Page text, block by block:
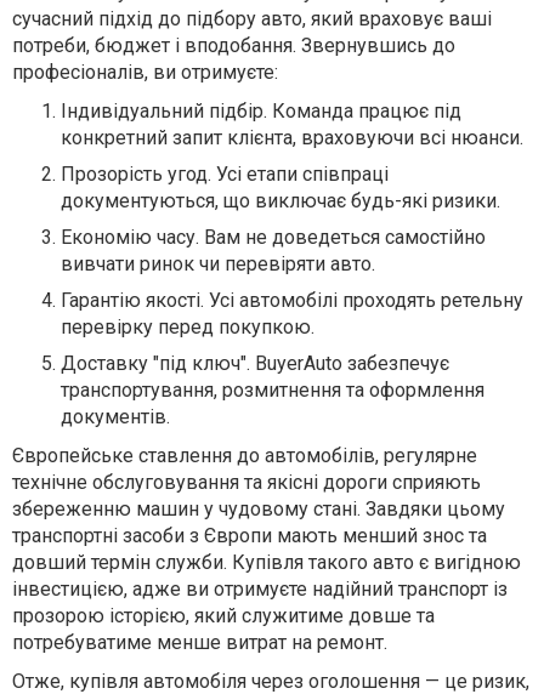
сучасний підхід до підбору авто, який враховує ваші
потреби, бюджет і вподобання. Звернувшись до
професіоналів, ви отримуєте:
Індивідуальний підбір. Команда працює під
конкретний запит клієнта, враховуючи всі нюанси.
Прозорість угод. Усі етапи співпраці
документуються, що виключає будь-які ризики.
Економію часу. Вам не доведеться самостійно
вивчати ринок чи перевіряти авто.
Гарантію якості. Усі автомобілі проходять ретельну
перевірку перед покупкою.
Доставку "під ключ". BuyerAuto забезпечує
транспортування, розмитнення та оформлення
документів.
Європейське ставлення до автомобілів, регулярне
технічне обслуговування та якісні дороги сприяють
збереженню машин у чудовому стані. Завдяки цьому
транспортні засоби з Європи мають менший знос та
довший термін служби. Купівля такого авто є вигідною
інвестицією, адже ви отримуєте надійний транспорт із
прозорою історією, який служитиме довше та
потребуватиме менше витрат на ремонт.
Отже, купівля автомобіля через оголошення — це ризик,